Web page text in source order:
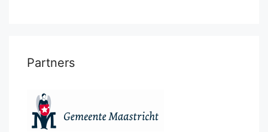
Partners